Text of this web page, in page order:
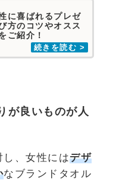
に喜ばれるプレゼ
方のコツやオスス
ご紹介！
が良いものが人
、女性にはデザ
なブランドタオル